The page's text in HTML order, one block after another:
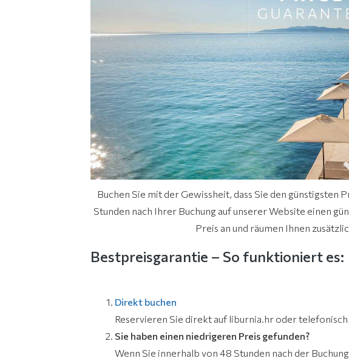
Buchen Sie mit der Gewissheit, dass Sie den günstigsten
Stunden nach Ihrer Buchung auf unserer Website einen
Preis an und räumen Ihnen
Bestpreisgarantie – So funktioniert es:
Direkt buchen
Reservieren Sie direkt auf liburnia.hr oder
Sie haben einen niedrigeren Preis gefunden?
Wenn Sie innerhalb von 48 Stunden nach der